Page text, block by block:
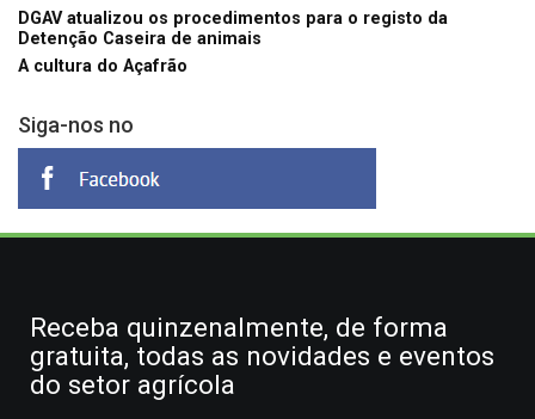
DGAV atualizou os procedimentos para o registo da
Detenção Caseira de animais
A cultura do Açafrão
Siga-nos no
Receba quinzenalmente, de forma
gratuita, todas as novidades e eventos
do setor agrícola